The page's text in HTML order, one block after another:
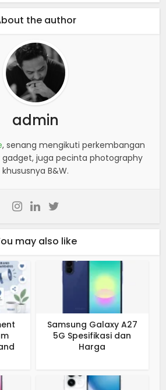
the author
admin
, senang mengikuti perkembangan
juga pecinta photography
khususnya B&W.
may also like
Samsung Galaxy A27
5G Spesifikasi dan
Harga